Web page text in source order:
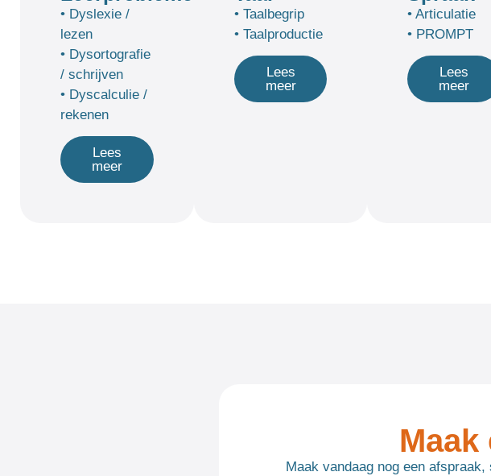
• Dyslexie /
lezen
• Dysortografie
/ schrijven
• Dyscalculie /
rekenen
Lees
meer
• Taalbegrip
• Taalproductie
Lees
meer
• Articulatie
• PROMPT
Lees
meer
Maak
Maak vandaag nog een